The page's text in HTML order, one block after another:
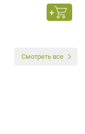
Смотреть все